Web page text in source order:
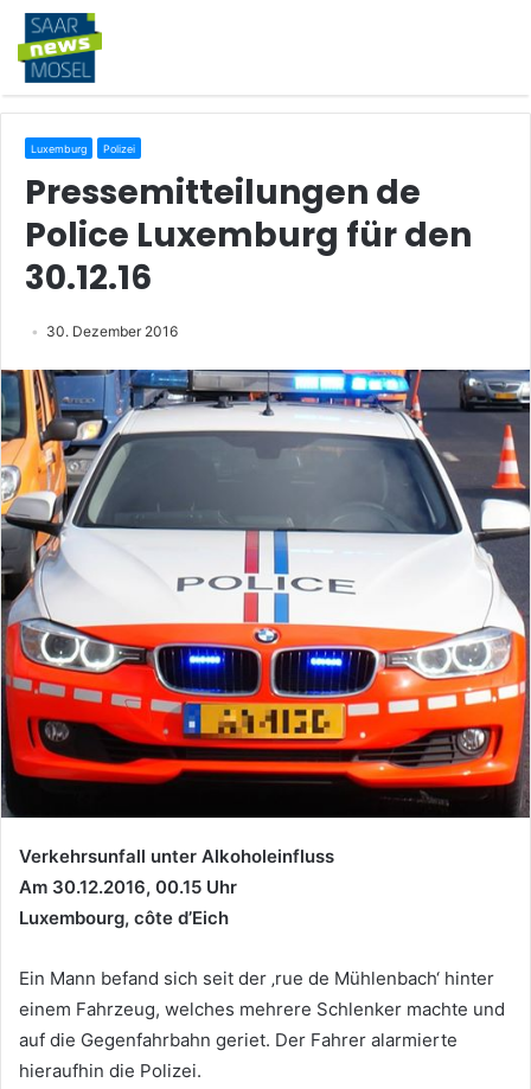
Luxemburg Polizei
Pressemitteilungen de
Police Luxemburg für den
30.12.16
30. Dezember 2016
Verkehrsunfall unter Alkoholeinfluss
Am 30.12.2016, 00.15 Uhr
Luxembourg, côte d’Eich
Ein Mann befand sich seit der ‚rue de Mühlenbach‘ hinter
einem Fahrzeug, welches mehrere Schlenker machte und
auf die Gegenfahrbahn geriet. Der Fahrer alarmierte
hieraufhin die Polizei.